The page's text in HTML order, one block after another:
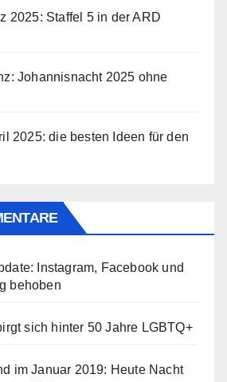
2025: Staffel 5 in der ARD
Johannisnacht 2025 ohne
2025: die besten Ideen für den
Instagram, Facebook und
behoben
sich hinter 50 Jahre LGBTQ+
im Januar 2019: Heute Nacht